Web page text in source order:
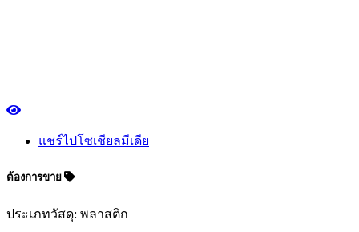
แชร์ไปโซเชียลมีเดีย
ต้องการขาย
ประเภทวัสดุ: พลาสติก